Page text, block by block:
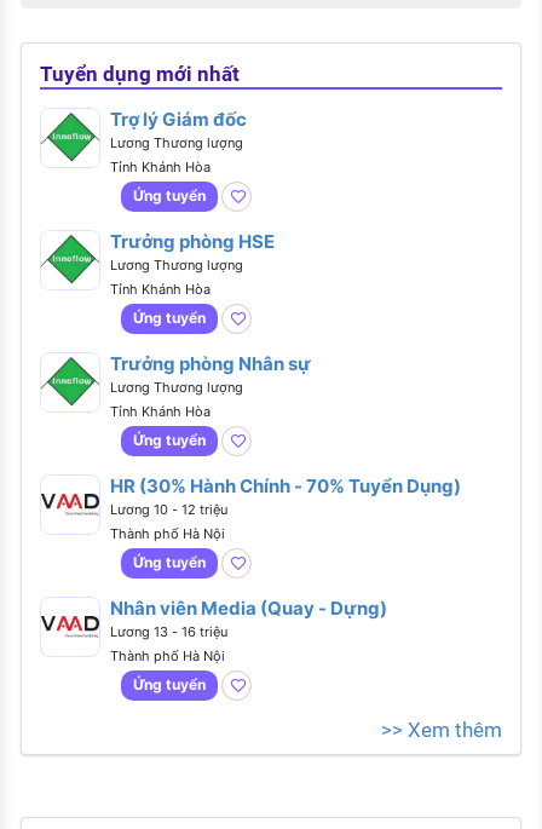
Tuyển dụng mới nhất
Trợ lý Giám đốc
Lương Thương lượng
Tỉnh Khánh Hòa
Ứng tuyển
Trưởng phòng HSE
Lương Thương lượng
Tỉnh Khánh Hòa
Ứng tuyển
Trưởng phòng Nhân sự
Lương Thương lượng
Tỉnh Khánh Hòa
Ứng tuyển
HR (30% Hành Chính - 70% Tuyển Dụng)
Lương 10 - 12 triệu
Thành phố Hà Nội
Ứng tuyển
Nhân viên Media (Quay - Dựng)
Lương 13 - 16 triệu
Thành phố Hà Nội
Ứng tuyển
>> Xem thêm